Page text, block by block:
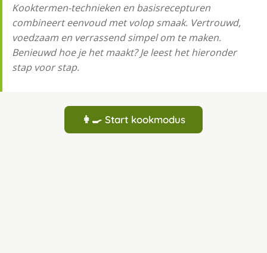
Kooktermen-technieken en basisrecepturen
combineert eenvoud met volop smaak. Vertrouwd,
voedzaam en verrassend simpel om te maken.
Benieuwd hoe je het maakt? Je leest het hieronder
stap voor stap.
👩‍🍳 Start kookmodus